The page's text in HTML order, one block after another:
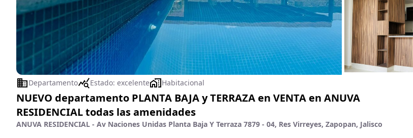
Departamento Estado: excelente Habitacional
NUEVO departamento PLANTA BAJA y TERRAZA en VENTA en ANUVA
RESIDENCIAL todas las amenidades
ANUVA RESIDENCIAL - Av Naciones Unidas Planta Baja Y Terraza 7879 - 04, Res Virreyes, Zapopan, Jalisco